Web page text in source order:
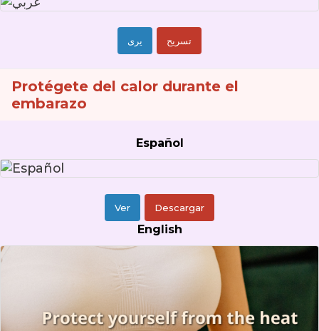
يرى تسريح
Protégete del calor durante el
embarazo
Español
Ver Descargar
English